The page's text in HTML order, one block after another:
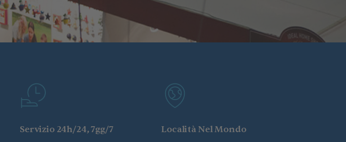
Servizio 24h/24, 7gg/7 Località Nel Mondo